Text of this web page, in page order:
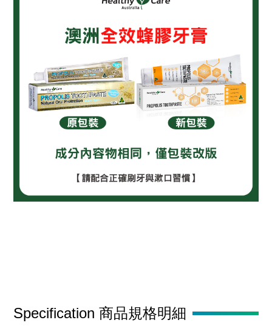
Specification 商品規格明細